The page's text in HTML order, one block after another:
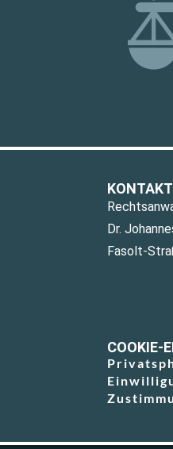
KONTAKT
Dr.
Fasolt-
COOKIE-